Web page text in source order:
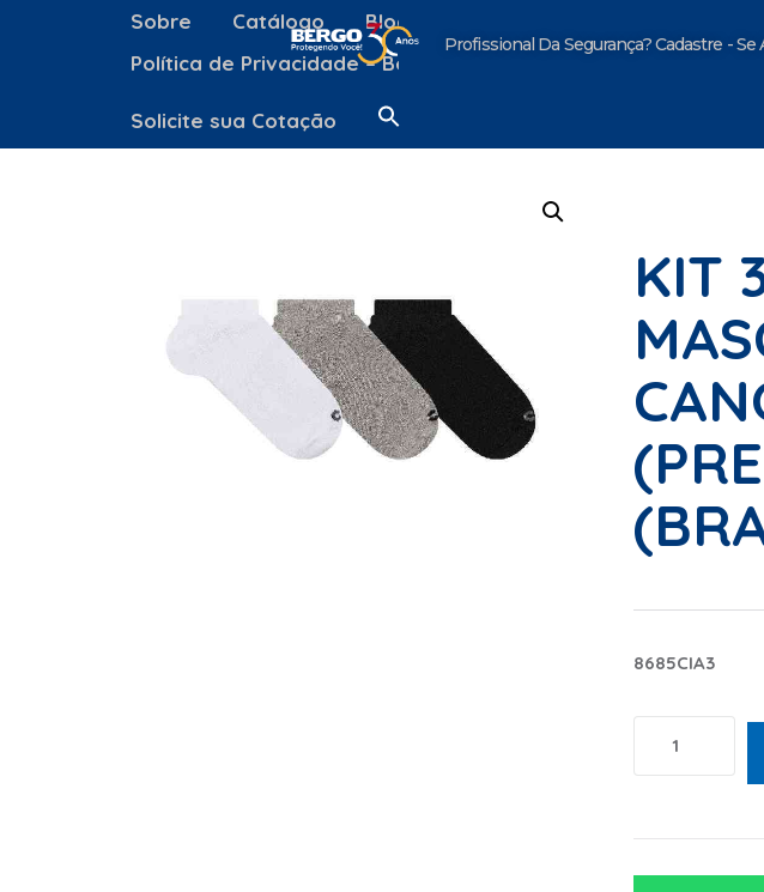
Profissional Da Segurança? Cadastre - Se
Sobre Catálogo Blog
Política de Privacidade – Bergo Equipamentos
Solicite sua Cotação
KIT
8685CIA3